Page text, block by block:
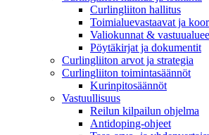
Curlingliiton hallitus
Toimialuevastaavat ja
Valiokunnat &
Pöytäkirjat ja dokumentit
Curlingliiton arvot ja strategia
Curlingliiton toimintasäännöt
Kurinpitosäännöt
Vastuullisuus
Reilun kilpailun ohjelma
Antidoping-ohjeet